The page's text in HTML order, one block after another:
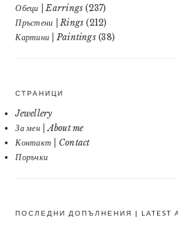
Обеци | Earrings (237)
Пръстени | Rings (212)
Картини | Paintings(38)
СТРАНИЦИ
Jewellery
За мен | About me
Контакт | Contact
Поръчки
ПОСЛЕДНИ ДОПЪЛНЕНИЯ | LATEST